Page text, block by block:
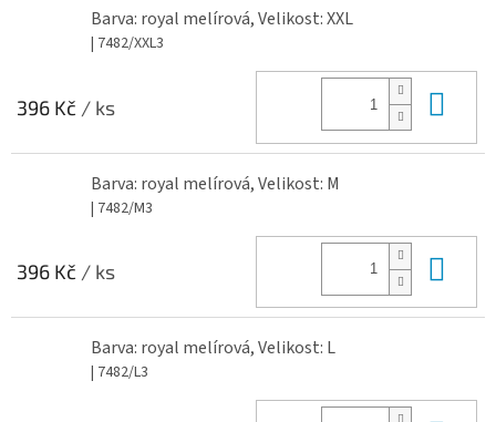
Barva: royal melírová, Velikost: XXL
| 7482/XXL3
396 Kč / ks
Barva: royal melírová, Velikost: M
| 7482/M3
396 Kč / ks
Barva: royal melírová, Velikost: L
| 7482/L3